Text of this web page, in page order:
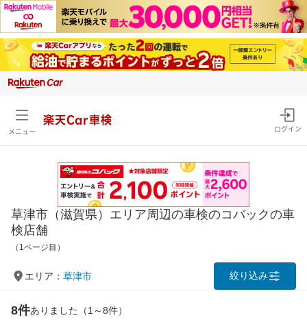
メニュー
楽天Car車検
ログイン
草津市（滋賀県）エリア周辺の車検のコバックの車
検店舗
（1ページ目）
エリア： 草津市 絞り込み
8件ありました（1～8件）